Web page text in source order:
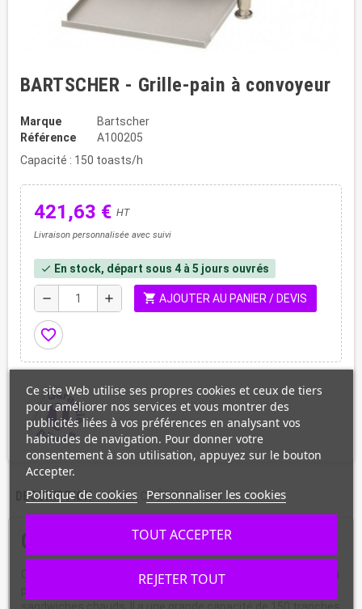
BARTSCHER - Grille-pain à convoyeur
Marque
Bartscher
Référence
A100205
Capacité : 150 toasts/h
421,63 € HT
Livraison personnalisée avec suivi
check En stock, départ sous 4 à 5 jours ouvrés
remove add shopping_cart AJOUTER AU PANIER / DEVIS
favorite_border
DESCRIPTION CARACTÉRISTIQUES
Grille-pain à convoyeur - A100205
Cet appareil électrique très compact est conçu pour griller du
pain, réaliser des toasts croustillants et préparer de bons
Ce site Web utilise ses propres cookies et ceux de tiers
pour améliorer nos services et vous montrer des
publicités liées à vos préférences en analysant vos
habitudes de navigation. Pour donner votre
consentement à son utilisation, appuyez sur le bouton
Accepter.
Politique de cookies Personnaliser les cookies
REJETER TOUT
TOUT ACCEPTER